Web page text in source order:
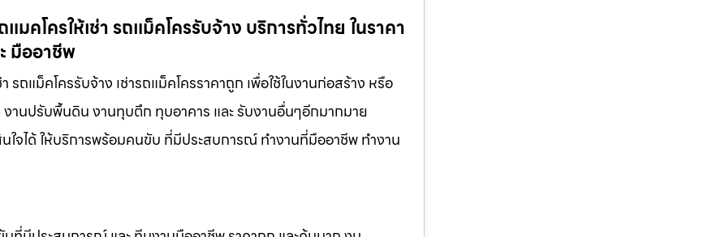
คโครให้เช่า รถแม็คโครรับจ้าง บริการทั่วไทย ในราคา
มืออาชีพ
ถแม็คโครรับจ้าง เช่ารถแม็คโครราคาถูก เพื่อใช้ในงานก่อสร้าง หรือ
นปรับพื้นดิน งานทุบตึก ทุบอาคาร และ รับงานอื่นๆอีกมากมาย
ใจได้ ให้บริการพร้อมคนขับ ที่มีประสบการณ์ ทำงานที่มืออาชีพ ทำงาน